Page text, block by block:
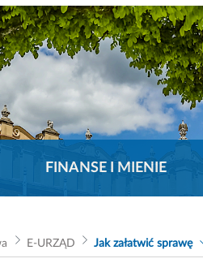
FINANSE I MIENIE
E-URZĄD Jak załatwić sprawę